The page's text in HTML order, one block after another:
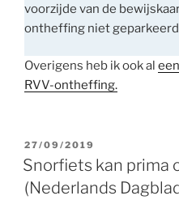
voorzijde van de
ontheffing niet
Overigens heb ik ook al
RVV-ontheffing.
GEPLAATST
OP
27/09/2019
Snorfiets kan prima
(Nederlands